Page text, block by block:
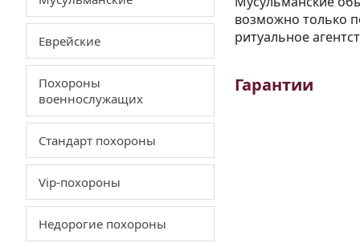
Еврейские
Похороны
военнослужащих
Стандарт похороны
Vip-похороны
Недорогие похороны
возможно только
ритуальное
Гарантии